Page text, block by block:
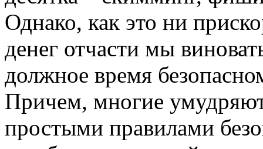
Однако, как это ни
денег отчасти мы
должное время
Причем, многие
простыми правилами